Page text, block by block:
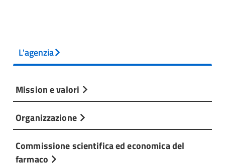
L'agenzia
Mission e valori
Organizzazione
Commissione scientifica ed economica del
farmaco